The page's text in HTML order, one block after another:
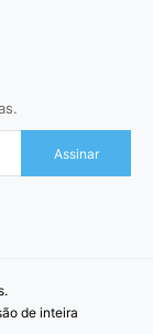
Assinar
de inteira